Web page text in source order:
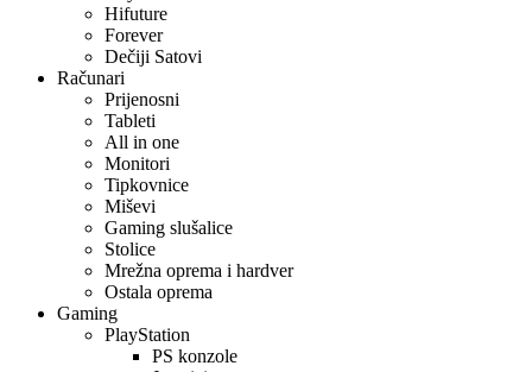
Hifuture
Forever
Dečiji Satovi
Računari
Prijenosni
Tableti
All in one
Monitori
Tipkovnice
Miševi
Gaming slušalice
Stolice
Mrežna oprema i hardver
Ostala oprema
Gaming
PlayStation
PS konzole